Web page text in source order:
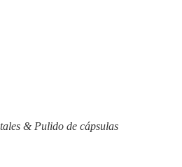
& Pulido de cápsulas